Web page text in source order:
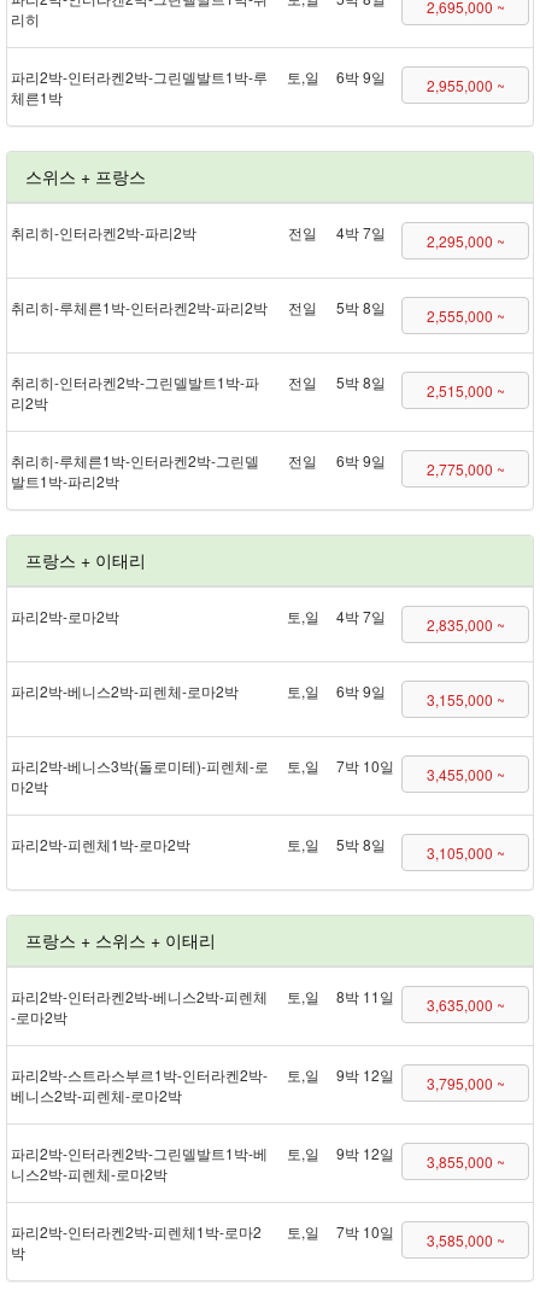
리히
2,695,000 ~
파리 2박 - 인터라켄 2박 - 그린델발트 1박 - 루
체른 1박
토,일 6박 9일 2,955,000 ~
스위스 + 프랑스
취리히 - 인터라켄 2박 - 파리 2박 전일 4박 7일 2,295,000 ~
취리히 - 루체른 1박 - 인터라켄 2박 - 파리 2박 전일 5박 8일 2,555,000 ~
취리히 - 인터라켄 2박 - 그린델발트 1박 - 파
리 2박
전일 5박 8일 2,515,000 ~
취리히 - 루체른 1박 - 인터라켄 2박 - 그린델
발트 1박 - 파리 2박
전일 6박 9일 2,775,000 ~
프랑스 + 이태리
파리 2박 - 로마 2박 토,일 4박 7일 2,835,000 ~
파리 2박 - 베니스 2박 - 피렌체 - 로마 2박 토,일 6박 9일 3,155,000 ~
파리 2박 - 베니스 3박(돌로미테) - 피렌체 - 로
마 2박
토,일 7박 10일 3,455,000 ~
파리 2박 - 피렌체 1박 - 로마 2박 토,일 5박 8일 3,105,000 ~
프랑스 + 스위스 + 이태리
파리 2박 - 인터라켄 2박 - 베니스 2박 - 피렌체
- 로마 2박
토,일 8박 11일 3,635,000 ~
파리 2박 - 스트라스부르 1박 - 인터라켄 2박 -
베니스 2박 - 피렌체 - 로마 2박
토,일 9박 12일 3,795,000 ~
파리 2박 - 인터라켄 2박 - 그린델발트 1박 - 베
니스 2박 - 피렌체 - 로마 2박
토,일 9박 12일 3,855,000 ~
파리 2박 - 인터라켄 2박 - 피렌체 1박 - 로마 2
박
토,일 7박 10일 3,585,000 ~